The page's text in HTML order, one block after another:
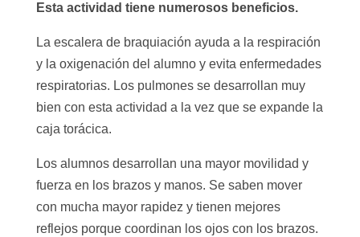
Esta actividad tiene numerosos beneficios.
La escalera de braquiación ayuda a la respiración
y la oxigenación del alumno y evita enfermedades
respiratorias. Los pulmones se desarrollan muy
bien con esta actividad a la vez que se expande la
caja torácica.
Los alumnos desarrollan una mayor movilidad y
fuerza en los brazos y manos. Se saben mover
con mucha mayor rapidez y tienen mejores
reflejos porque coordinan los ojos con los brazos.